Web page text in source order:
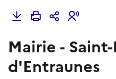
Mairie -
d'Entraunes